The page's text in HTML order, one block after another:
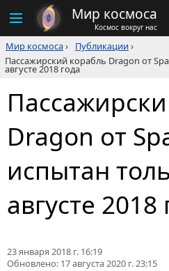
Мир космоса
Космос вокруг нас
Мир космоса› Публикации›
Пассажирский корабль Dragon от
августе 2018 года
Dragon от
испытан
августе 2018
23 января 2018 г. 16:19
Обновлено: 17 августа 2020 г. 23:15